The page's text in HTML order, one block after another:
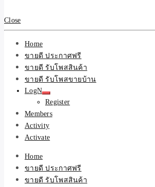
สินค้าและบริการ
Close
Home
ขายดี ประกาศฟรี
ขายดี รับโพสสินค้า
ขายดี รับโพสขายบ้าน
LogN
Register
Members
Activity
Activate
Home
ขายดี ประกาศฟรี
ขายดี รับโพสสินค้า